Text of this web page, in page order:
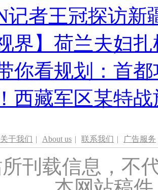
记者王冠探访新
界】荷兰夫妇
你看规划：首
西藏军区某特
关于我们 | About us | 联系我们 | 广告服务
刊载信息，不